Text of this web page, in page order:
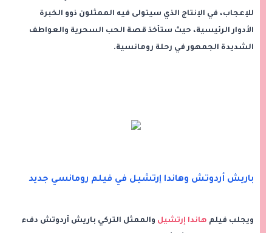
للإعجاب، في الإنتاج الذي سيتولى فيه الممثلون ذوو الخبرة
الأدوار الرئيسية، حيث ستأخذ قصة الحب السحرية والعواطف
الشديدة الجمهور في رحلة رومانسية.
باريش أردوتش وهاندا إرتشيل في فيلم رومانسي جديد
ويجلب فيلم هاندا إرتشيل والممثل التركي باريش أردوتش دفء